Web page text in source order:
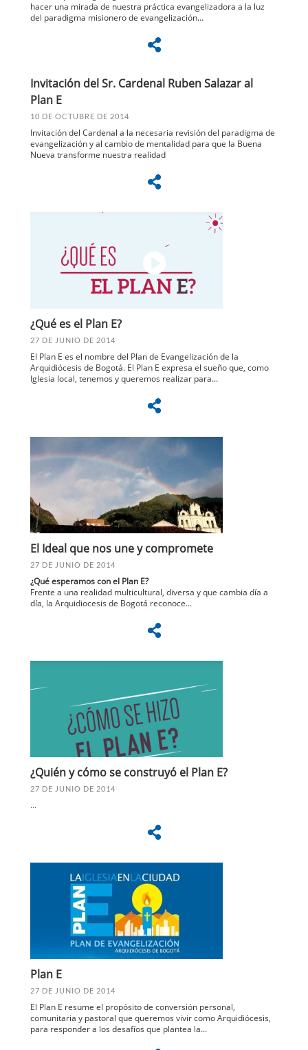
hacer una mirada de nuestra práctica evangelizadora a la luz
del paradigma misionero de evangelización...
Invitación del Sr. Cardenal Ruben Salazar al
Plan E
10 DE OCTUBRE DE 2014
Invitación del Cardenal a la necesaria revisión del paradigma de
evangelización y al cambio de mentalidad para que la Buena
Nueva transforme nuestra realidad
¿Qué es el Plan E?
27 DE JUNIO DE 2014
El Plan E es el nombre del Plan de Evangelización de la
Arquidiócesis de Bogotá. El Plan E expresa el sueño que, como
Iglesia local, tenemos y queremos realizar para...
El Ideal que nos une y compromete
27 DE JUNIO DE 2014
¿Qué esperamos con el Plan E?
Frente a una realidad multicultural, diversa y que cambia día a
día, la Arquidiocesis de Bogotá reconoce...
¿Quién y cómo se construyó el Plan E?
27 DE JUNIO DE 2014
...
Plan E
27 DE JUNIO DE 2014
El Plan E resume el propósito de conversión personal,
comunitaria y pastoral que queremos vivir como Arquidiócesis,
para responder a los desafíos que plantea la...